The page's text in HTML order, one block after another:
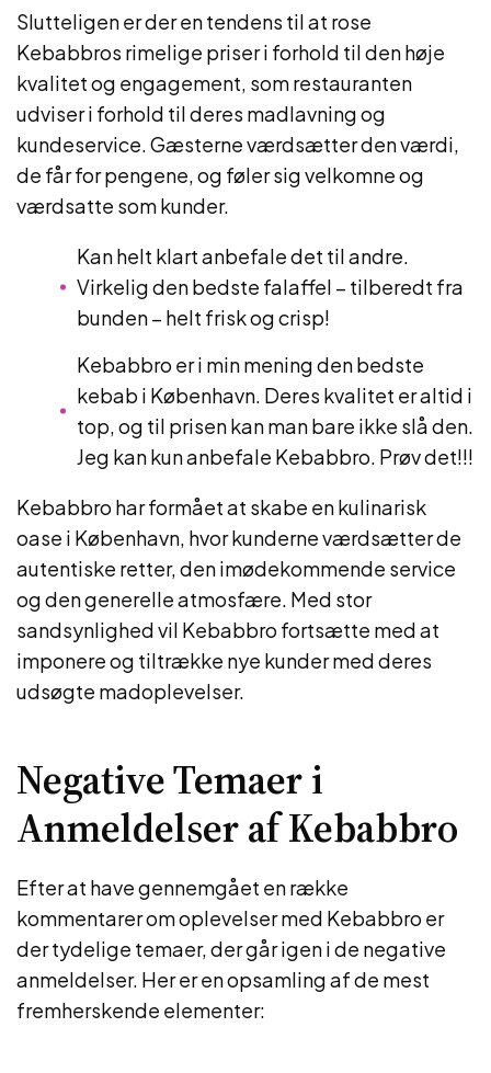
Slutteligen er der en tendens til at rose
Kebabbros rimelige priser i forhold til den høje
kvalitet og engagement, som restauranten
udviser i forhold til deres madlavning og
kundeservice. Gæsterne værdsætter den værdi,
de får for pengene, og føler sig velkomne og
værdsatte som kunder.
Kan helt klart anbefale det til andre.
Virkelig den bedste falaffel – tilberedt fra
bunden – helt frisk og crisp!
Kebabbro er i min mening den bedste
kebab i København. Deres kvalitet er altid i
top, og til prisen kan man bare ikke slå den.
Jeg kan kun anbefale Kebabbro. Prøv det!!!
Kebabbro har formået at skabe en kulinarisk
oase i København, hvor kunderne værdsætter de
autentiske retter, den imødekommende service
og den generelle atmosfære. Med stor
sandsynlighed vil Kebabbro fortsætte med at
imponere og tiltrække nye kunder med deres
udsøgte madoplevelser.
Negative Temaer i
Anmeldelser af Kebabbro
Efter at have gennemgået en række
kommentarer om oplevelser med Kebabbro er
der tydelige temaer, der går igen i de negative
anmeldelser. Her er en opsamling af de mest
fremherskende elementer: